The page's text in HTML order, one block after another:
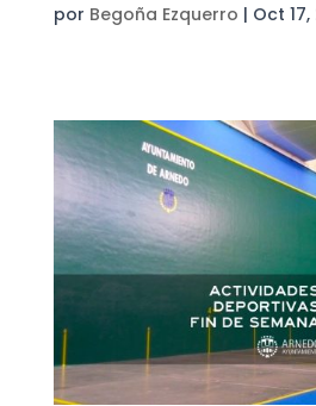
por Begoña Ezquerro | Oct